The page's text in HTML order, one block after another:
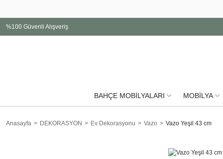
%100 Güvenli Alışveriş
BAHÇE MOBİLYALARI MOBİLYA
Anasayfa DEKORASYON Ev Dekorasyonu Vazo Vazo Yeşil 43 cm